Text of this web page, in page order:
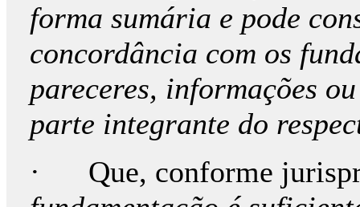
forma sumária e pode
concordância com os
pareceres, informações
parte integrante do
· Que, conforme